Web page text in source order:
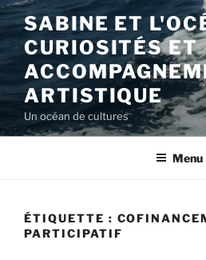
Aller
au
contenu
principal
SABINE ET
CURIOSITÉS ET
ARTISTIQUE
Un océan de cultures
Menu
ÉTIQUETTE :
PARTICIPATIF